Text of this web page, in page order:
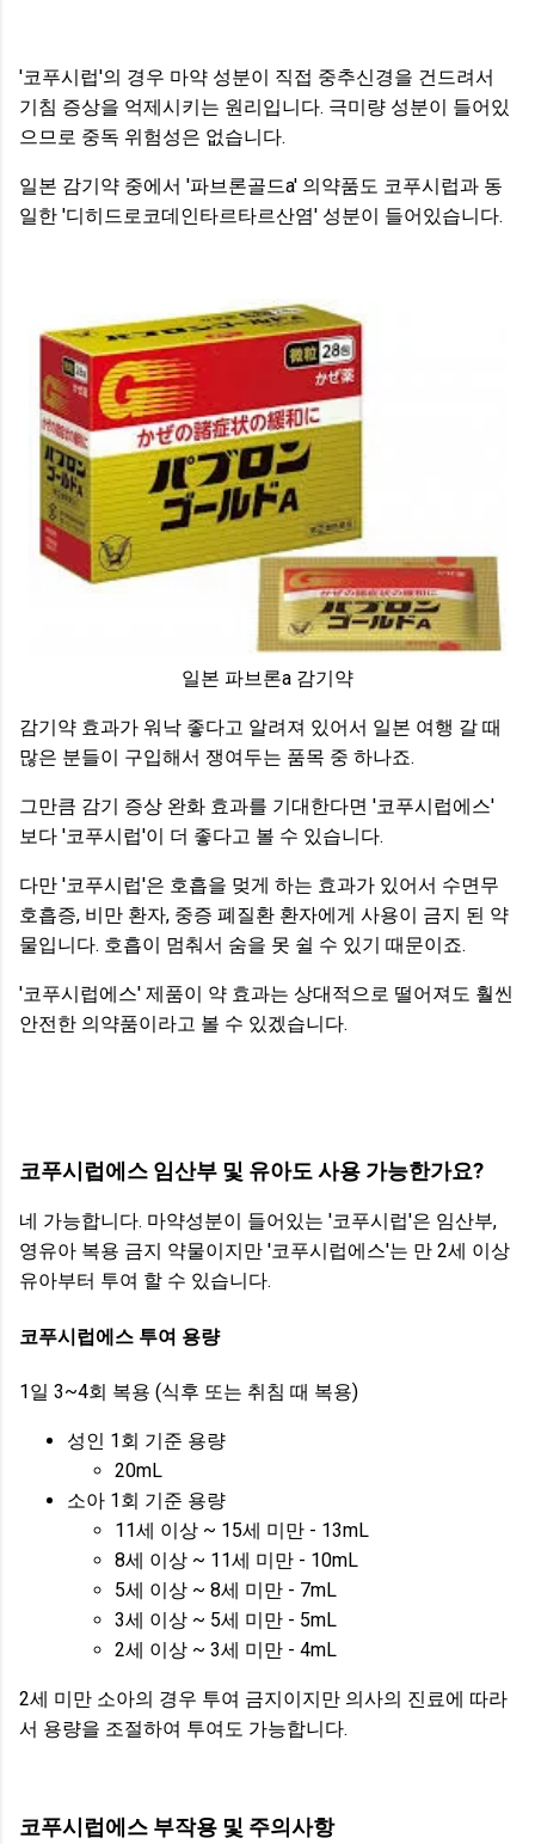
'코푸시럽'의 경우 마약 성분이 직접 중추신경을 건드려서
기침 증상을 억제시키는 원리입니다. 극미량 성분이 들어있
으므로 중독 위험성은 없습니다.
일본 감기약 중에서 '파브론골드a' 의약품도 코푸시럽과 동
일한 '디히드로코데인타르타르산염' 성분이 들어있습니다.
일본 파브론a 감기약
감기약 효과가 워낙 좋다고 알려져 있어서 일본 여행 갈 때
많은 분들이 구입해서 쟁여두는 품목 중 하나죠.
그만큼 감기 증상 완화 효과를 기대한다면 '코푸시럽에스'
보다 '코푸시럽'이 더 좋다고 볼 수 있습니다.
다만 '코푸시럽'은 호흡을 멎게 하는 효과가 있어서 수면무
호흡증, 비만 환자, 중증 폐질환 환자에게 사용이 금지 된 약
물입니다. 호흡이 멈춰서 숨을 못 쉴 수 있기 때문이죠.
'코푸시럽에스' 제품이 약 효과는 상대적으로 떨어져도 훨씬
안전한 의약품이라고 볼 수 있겠습니다.
코푸시럽에스 임산부 및 유아도 사용 가능한가요?
네 가능합니다. 마약성분이 들어있는 '코푸시럽'은 임산부,
영유아 복용 금지 약물이지만 '코푸시럽에스'는 만 2세 이상
유아부터 투여 할 수 있습니다.
코푸시럽에스 투여 용량
1일 3~4회 복용 (식후 또는 취침 때 복용)
성인 1회 기준 용량
20mL
소아 1회 기준 용량
11세 이상 ~ 15세 미만 - 13mL
8세 이상 ~ 11세 미만 - 10mL
5세 이상 ~ 8세 미만 - 7mL
3세 이상 ~ 5세 미만 - 5mL
2세 이상 ~ 3세 미만 - 4mL
2세 미만 소아의 경우 투여 금지이지만 의사의 진료에 따라
서 용량을 조절하여 투여도 가능합니다.
코푸시럽에스 부작용 및 주의사항